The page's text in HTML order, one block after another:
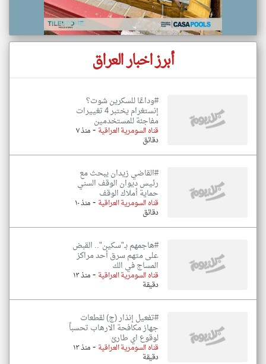
أبرز اخبار العراق
#وداعًا للسكرين شوت؟
إنستغرام يختبر 4 تغييرات
مفاجئة للمستخدمين
قناه السومرية العراقية- منذ ٧
دقائق
#القاضي زيدان يبحث مع
رئيس ديوان الوقف السني
حماية أملاك الوقف
قناه السومرية العراقية - منذ ١٠
دقائق
#هاجمهم بـ"سكين".. القبض
على متهم سرق أحد مراكز
المساج في الك
قناه السومرية العراقية - منذ ١٣
دقيقة
#تفعيل إنذار (ج) لقطعات
جهاز مكافحة الارهاب تحسباً
لوقوع اي طارئ
قناه السومرية العراقية - منذ ١٣
دقيقة